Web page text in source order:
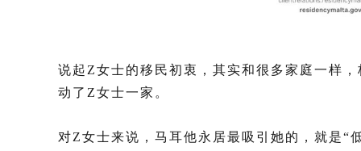
说起Z女士的移民初衷，其实和很多家庭一样
动了Z女士一家。
对Z女士来说，马耳他永居最吸引她的，就是“